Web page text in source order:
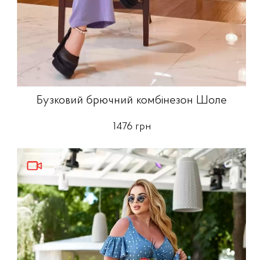
Бузковий брючний комбінезон Шоле
1476 грн